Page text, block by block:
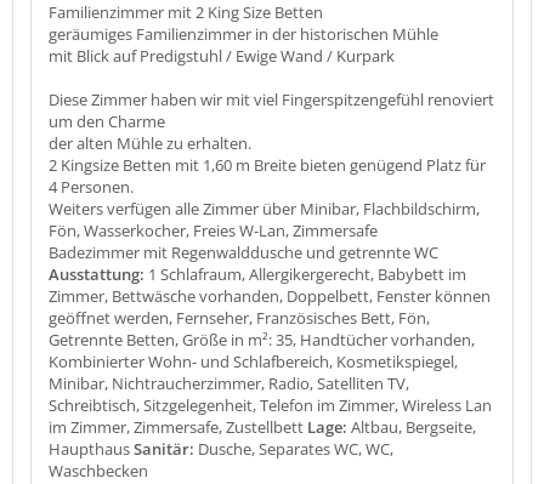
Familienzimmer mit 2 King Size Betten
geräumiges Familienzimmer in der historischen Mühle
mit Blick auf Predigstuhl / Ewige Wand / Kurpark
Diese Zimmer haben wir mit viel Fingerspitzengefühl renoviert
um den Charme
der alten Mühle zu erhalten.
2 Kingsize Betten mit 1,60 m Breite bieten genügend Platz für
4 Personen.
Weiters verfügen alle Zimmer über Minibar, Flachbildschirm,
Fön, Wasserkocher, Freies W-Lan, Zimmersafe
Badezimmer mit Regenwalddusche und getrennte WC
Ausstattung: 1 Schlafraum, Allergikergerecht, Babybett im
Zimmer, Bettwäsche vorhanden, Doppelbett, Fenster können
geöffnet werden, Fernseher, Französisches Bett, Fön,
Getrennte Betten, Größe in m²: 35, Handtücher vorhanden,
Kombinierter Wohn- und Schlafbereich, Kosmetikspiegel,
Minibar, Nichtraucherzimmer, Radio, Satelliten TV,
Schreibtisch, Sitzgelegenheit, Telefon im Zimmer, Wireless Lan
im Zimmer, Zimmersafe, Zustellbett Lage: Altbau, Bergseite,
HaupthausSanitär: Dusche, Separates WC, WC,
Waschbecken